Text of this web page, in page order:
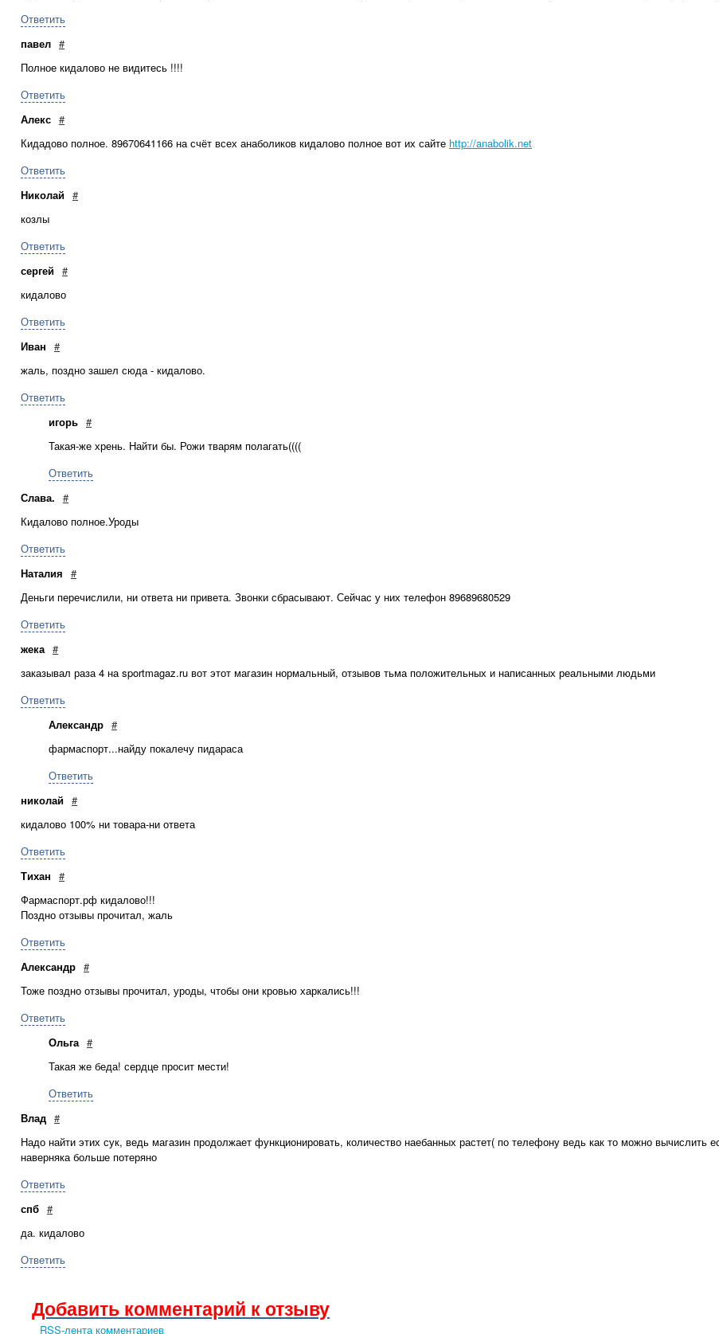
Ответить
павел #
Полное кидалово не видитесь !!!!
Ответить
Алекс #
Кидадово полное. 89670641166 на счёт всех анаболиков кидалово полное вот их сайте http://anabolik.net
Ответить
Николай #
козлы
Ответить
сергей #
кидалово
Ответить
Иван #
жаль, поздно зашел сюда - кидалово.
Ответить
игорь #
Такая-же хрень. Найти бы. Рожи тварям полагать((((
Ответить
Слава. #
Кидалово полное.Уроды
Ответить
Наталия #
Деньги перечислили, ни ответа ни привета. Звонки сбрасывают. Сейчас у них телефон 89689680529
Ответить
жека #
заказывал раза 4 на sportmagaz.ru вот этот магазин нормальный, отзывов тьма положительных и написанных реальными людьми
Ответить
Александр #
фармаспорт...найду покалечу пидараса
Ответить
николай #
кидалово 100% ни товара-ни ответа
Ответить
Тихан #
Фармаспорт.рф кидалово!!!
Поздно отзывы прочитал, жаль
Ответить
Александр #
Тоже поздно отзывы прочитал, уроды, чтобы они кровью харкались!!!
Ответить
Ольга #
Такая же беда! сердце просит мести!
Ответить
Влад #
Надо найти этих сук, ведь магазин продолжает функционировать, количество наебанных растет( по телефону ведь как то можно вычислить
наверняка больше потеряно
Ответить
спб #
да. кидалово
Ответить
Добавить комментарий к отзыву
RSS-лента комментариев